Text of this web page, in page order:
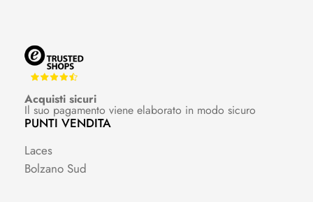
Acquisti sicuri
Il suo pagamento viene elaborato in modo sicuro
PUNTI VENDITA
Laces
Bolzano Sud